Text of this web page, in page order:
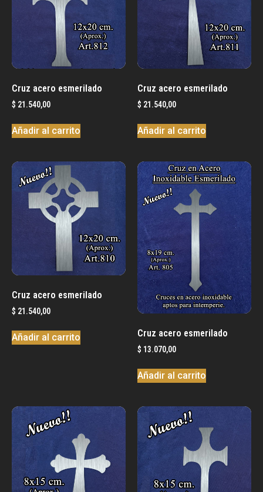
Cruz acero esmerilado
$ 21.540,00
Añadir al carrito
Cruz acero esmerilado
$ 21.540,00
Añadir al carrito
Cruz acero esmerilado
$ 21.540,00
Añadir al carrito Cruz acero esmerilado
$ 13.070,00
Añadir al carrito